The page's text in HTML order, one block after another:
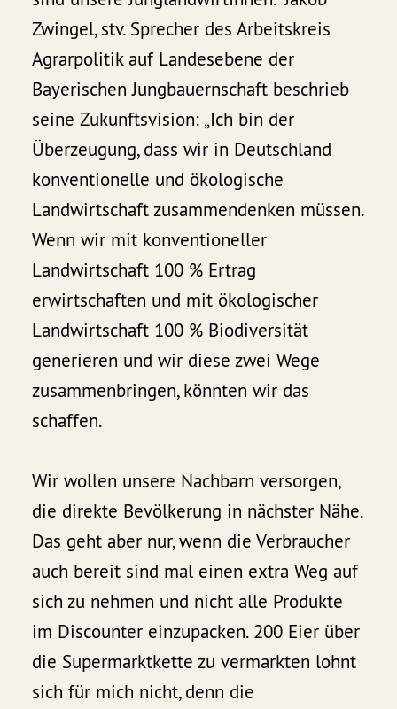
Zwingel, stv. Sprecher des Arbeitskreis
Agrarpolitik auf Landesebene der
Bayerischen Jungbauernschaft beschrieb
seine Zukunftsvision: „Ich bin der
Überzeugung, dass wir in Deutschland
konventionelle und ökologische
Landwirtschaft zusammendenken müssen.
Wenn wir mit konventioneller
Landwirtschaft 100 % Ertrag
erwirtschaften und mit ökologischer
Landwirtschaft 100 % Biodiversität
generieren und wir diese zwei Wege
zusammenbringen, könnten wir das
schaffen.
Wir wollen unsere Nachbarn versorgen,
die direkte Bevölkerung in nächster Nähe.
Das geht aber nur, wenn die Verbraucher
auch bereit sind mal einen extra Weg auf
sich zu nehmen und nicht alle Produkte
im Discounter einzupacken. 200 Eier über
die Supermarktkette zu vermarkten lohnt
sich für mich nicht, denn die